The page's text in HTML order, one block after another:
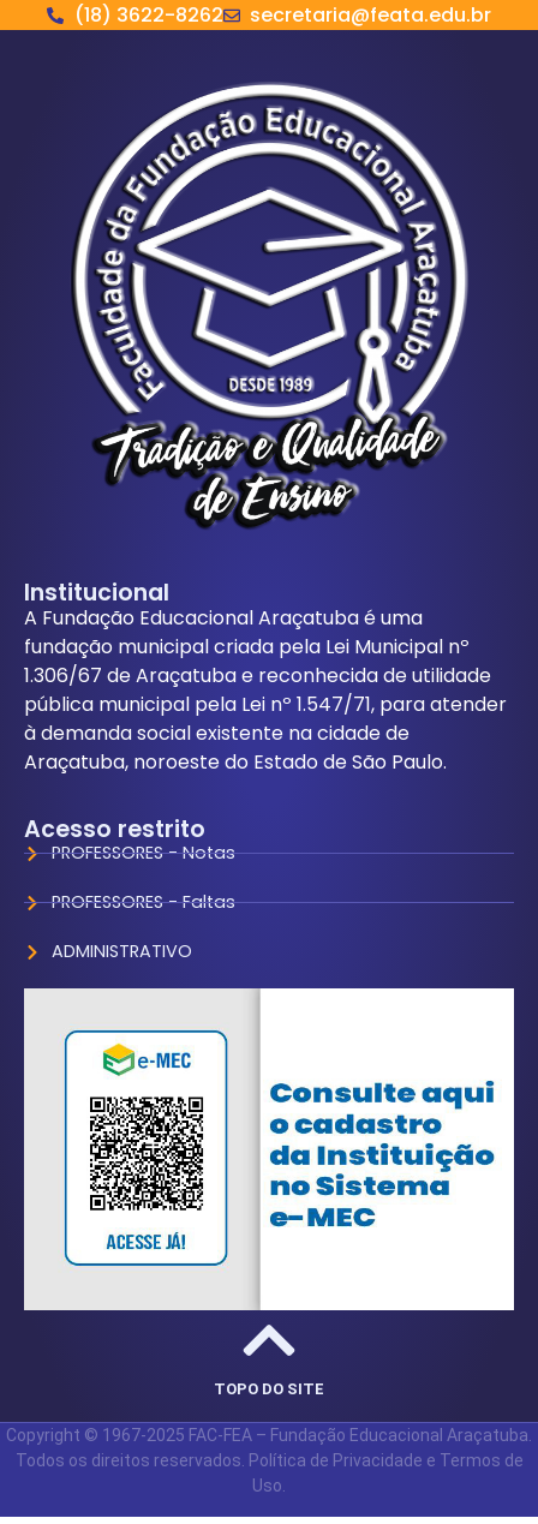
(18) 3622-8262 secretaria@feata.edu.br
Institucional
A Fundação Educacional Araçatuba é uma
fundação municipal criada pela Lei Municipal nº
1.306/67 de Araçatuba e reconhecida de utilidade
pública municipal pela Lei nº 1.547/71, para atender
à demanda social existente na cidade de
Araçatuba, noroeste do Estado de São Paulo.
Acesso restrito
PROFESSORES - Notas
PROFESSORES - Faltas
ADMINISTRATIVO
TOPO DO SITE
Copyright © 1967-2025 FAC-FEA – Fundação Educacional Araçatuba.
Todos os direitos reservados. Política de Privacidade e Termos de
Uso.